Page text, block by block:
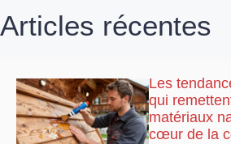
Articles récentes
Les
qui
matériaux
cœur de la